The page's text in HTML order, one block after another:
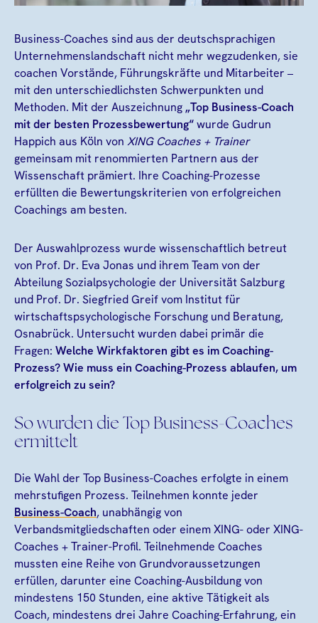
Business-Coaches sind aus der deutschsprachigen
Unternehmenslandschaft nicht mehr wegzudenken, sie
coachen Vorstände, Führungskräfte und Mitarbeiter –
mit den unterschiedlichsten Schwerpunkten und
Methoden. Mit der Auszeichnung „Top Business-Coach
mit der besten Prozessbewertung“wurde Gudrun
Happich aus Köln von XING Coaches + Trainer
gemeinsam mit renommierten Partnern aus der
Wissenschaft prämiert. Ihre Coaching-Prozesse
erfüllten die Bewertungskriterien von erfolgreichen
Coachings am besten.
Der Auswahlprozess wurde wissenschaftlich betreut
von Prof. Dr. Eva Jonas und ihrem Team von der
Abteilung Sozialpsychologie der Universität Salzburg
und Prof. Dr. Siegfried Greif vom Institut für
wirtschaftspsychologische Forschung und Beratung,
Osnabrück. Untersucht wurden dabei primär die
Fragen: Welche Wirkfaktoren gibt es im Coaching-
Prozess? Wie muss ein Coaching-Prozess ablaufen, um
erfolgreich zu sein?
So wurden die Top Business-Coaches
ermittelt
Die Wahl der Top Business-Coaches erfolgte in einem
mehrstufigen Prozess. Teilnehmen konnte jeder
Business-Coach, unabhängig von
Verbandsmitgliedschaften oder einem XING- oder XING-
Coaches + Trainer-Profil. Teilnehmende Coaches
mussten eine Reihe von Grundvoraussetzungen
erfüllen, darunter eine Coaching-Ausbildung von
mindestens 150 Stunden, eine aktive Tätigkeit als
Coach, mindestens drei Jahre Coaching-Erfahrung, ein